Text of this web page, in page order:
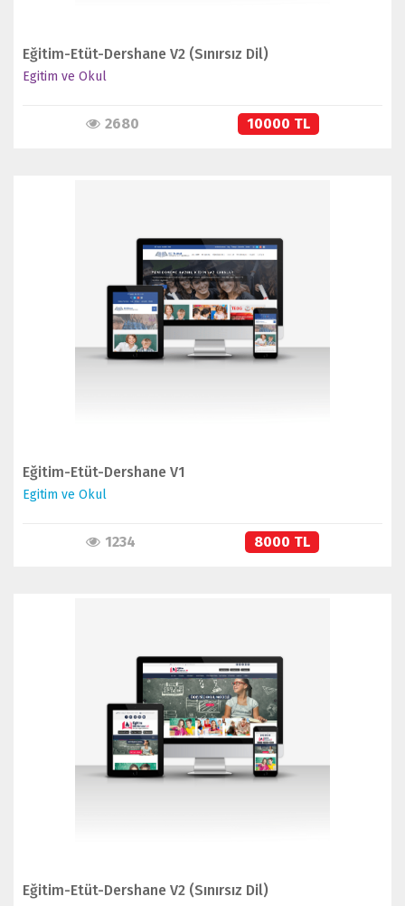
Eğitim-Etüt-Dershane V2 (Sınırsız Dil)
Egitim ve Okul
2680 10000 TL
İNCELE
SATIN AL
Eğitim-Etüt-Dershane V1
Egitim ve Okul
1234 8000 TL
İNCELE
SATIN AL
Eğitim-Etüt-Dershane V2 (Sınırsız Dil)